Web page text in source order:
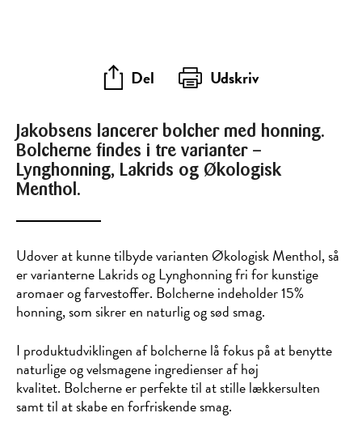
Del Udskriv
Jakobsens lancerer bolcher med honning.
Bolcherne findes i tre varianter –
Lynghonning, Lakrids og Økologisk
Menthol.
Udover at kunne tilbyde varianten Økologisk Menthol, så
er varianterne Lakrids og Lynghonning fri for kunstige
aromaer og farvestoffer. Bolcherne indeholder 15%
honning, som sikrer en naturlig og sød smag.
I produktudviklingen af bolcherne lå fokus på at benytte
naturlige og velsmagene ingredienser af høj
kvalitet. Bolcherne er perfekte til at stille lækkersulten
samt til at skabe en forfriskende smag.